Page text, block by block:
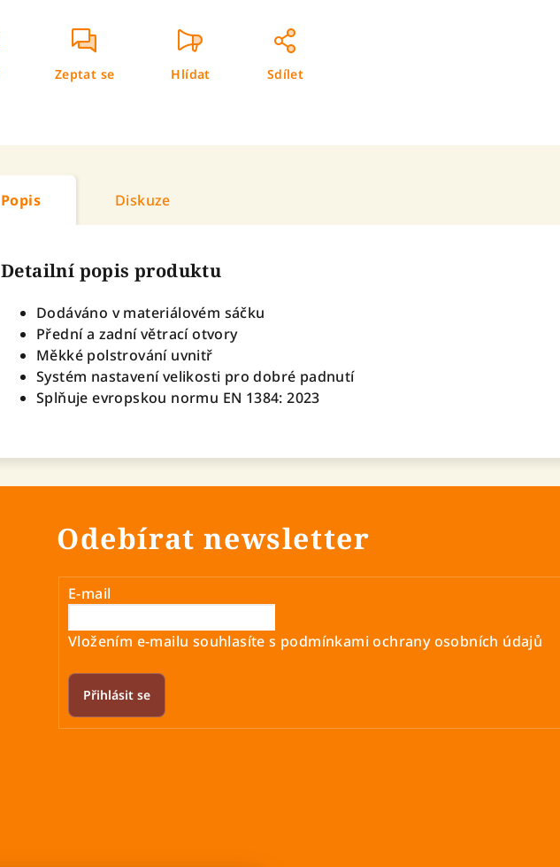
Zeptat se Hlídat Sdílet
Popis Diskuze
Detailní popis produktu
Dodáváno v materiálovém sáčku
Přední a zadní větrací otvory
Měkké polstrování uvnitř
Systém nastavení velikosti pro dobré padnutí
Splňuje evropskou normu EN 1384: 2023
Odebírat newsletter
E-mail
Vložením e-mailu souhlasíte s podmínkami ochrany osobních údajů
Přihlásit se